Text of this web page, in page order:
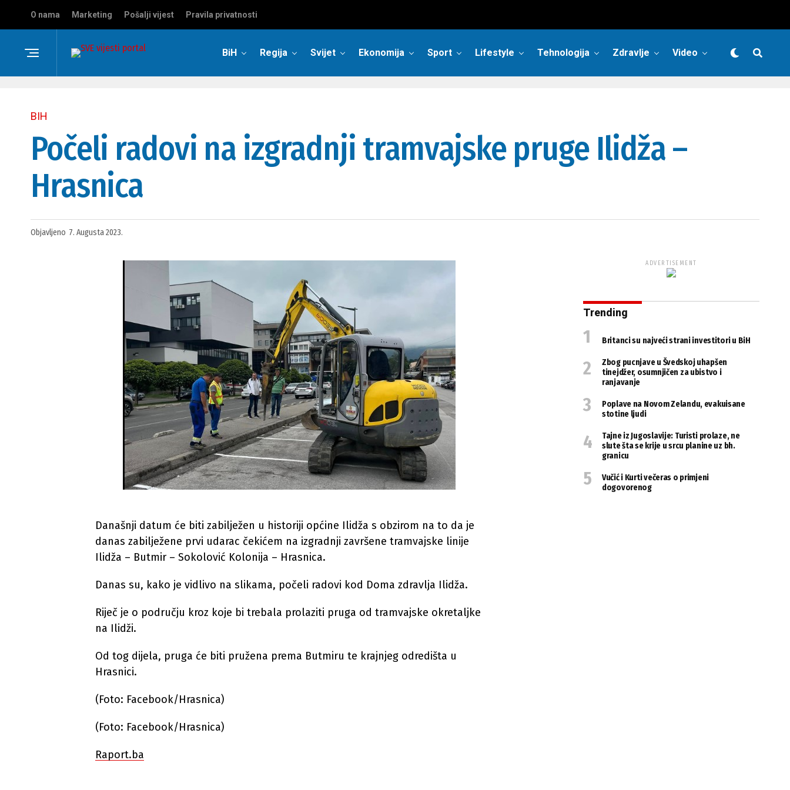
O nama Marketing Pošalji vijest Pravila privatnosti
BiH Regija Svijet Ekonomija Sport Lifestyle Tehnologija Zdravlje Video
BIH
Počeli radovi na izgradnji tramvajske pruge Ilidža –
Hrasnica
Objavljeno 7. Augusta 2023.
Današnji datum će biti zabilježen u historiji općine Ilidža s obzirom na to da je
danas zabilježene prvi udarac čekićem na izgradnji završene tramvajske linije
Ilidža – Butmir – Sokolović Kolonija – Hrasnica.
Danas su, kako je vidlivo na slikama, počeli radovi kod Doma zdravlja Ilidža.
Riječ je o području kroz koje bi trebala prolaziti pruga od tramvajske okretaljke
na Ilidži.
Od tog dijela, pruga će biti pružena prema Butmiru te krajnjeg odredišta u
Hrasnici.
(Foto: Facebook/Hrasnica)
(Foto: Facebook/Hrasnica)
Raport.ba
ADVERTISEMENT
Trending
Britanci su najveći strani investitori u BiH
Zbog pucnjave u Švedskoj uhapšen
tinejdžer, osumnjičen za ubistvo i
ranjavanje
Poplave na Novom Zelandu, evakuisane
stotine ljudi
Tajne iz Jugoslavije: Turisti prolaze, ne
slute šta se krije u srcu planine uz bh.
granicu
Vučić i Kurti večeras o primjeni
dogovorenog